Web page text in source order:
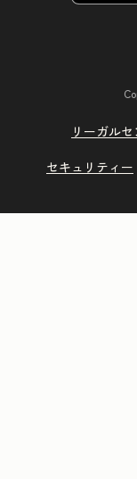
リーガル
セキュリティー